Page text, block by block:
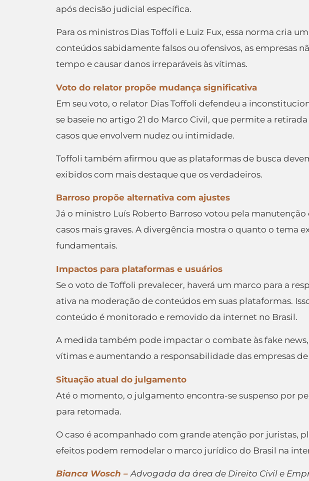
após decisão judicial específica.
Para os ministros Dias Toffoli e Luiz Fux, essa norma cria
conteúdos sabidamente falsos ou ofensivos, as
tempo e causar danos irreparáveis às vítimas.
Voto do relator propõe mudança significativa
Em seu voto, o relator Dias Toffoli defendeu a
se baseie no artigo 21 do Marco Civil, que permite a
casos que envolvem nudez ou intimidade.
Toffoli também afirmou que as plataformas de busca
exibidos com mais destaque que os verdadeiros.
Barroso propõe alternativa com ajustes
Já o ministro Luís Roberto Barroso votou pela
casos mais graves. A divergência mostra o quanto o tema
fundamentais.
Impactos para plataformas e usuários
Se o voto de Toffoli prevalecer, haverá um marco para a
ativa na moderação de conteúdos em suas plataformas.
conteúdo é monitorado e removido da internet no Brasil.
A medida também pode impactar o combate às fake
vítimas e aumentando a responsabilidade das empresas
Situação atual do julgamento
Até o momento, o julgamento encontra-se suspenso por
para retomada.
O caso é acompanhado com grande atenção por juristas,
efeitos podem remodelar o marco jurídico do Brasil na
Bianca Wosch –Advogada da área de Direito Civil e